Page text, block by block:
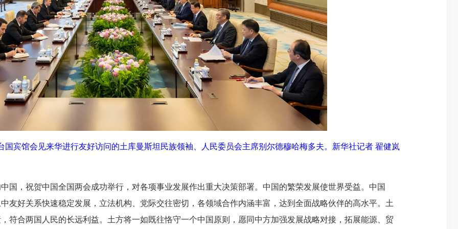
宾馆会见来华进行友好访问的土库曼斯坦民族领袖、人民委员会主席别尔德穆哈梅多夫。新华社记者 翟健岚
，祝贺中国全国两会成功举行，对各项事业发展作出重大决策部署。中国的繁荣发展使世界受益。中国
友好关系快速稳定发展，立法机构、党际交往密切，各领域合作内涵丰富，达到全面战略伙伴的高水平。土
符合两国人民的长远利益。土方将一如既往恪守一个中国原则，愿同中方加强发展战略对接，拓展能源、贸